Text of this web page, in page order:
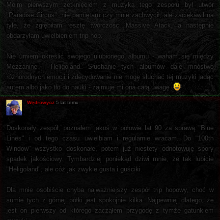
Moim pierwszym zetknięciem z muzyką tego zespołu był utwór
"Paradise Circus", nie pamiętam czy mnie zachwycił, ale zaciekawił na
tyle, że zgłębiłam resztę twórczości Massive Atack, a następnie
obdarzyłam uwielbieniem trip-hop.
Nie umiem określić swojego ulubionego albumu - waham się między
Mezzanine i Heligoland. Słuchanie tych albumów daje mnóstwo
różnorodnych emocji i zdecydowanie nie mogę słuchać tej muzyki jadąc
autem albo jako tło do nauki - zajmuje mi ona całą uwagę.
Wędrowycz 5 lat temu
Doskonały zespół, poznałem jakoś w połowie lat 90 za sprawą "Blue
Lines" i od tego czasu uwielbiam i regularnie wracam. Do "100th
Window" wszystko doskonałe, potem już niestety odnotowuję spory
spadek jakościowy. Tymbardziej poniekąd dziwi mnie, że tak lubicie
"Heligoland", ale cóż jak zwykle gusta i guściki.
Dla mnie osobiście chyba najważniejszy zespół trip hopowy, choć w
sumie tych z górnej półki jest spokojnie kilka. Najpewniej dlatego, że
jest on pierwszy od którego zacząłem przygodę z tymże gatunkiem